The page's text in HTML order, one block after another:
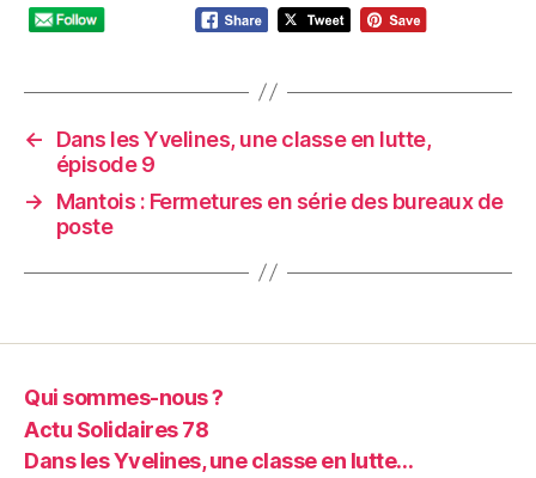
←
Dans les Yvelines, une classe en lutte,
épisode 9
→
Mantois : Fermetures en série des bureaux de
poste
Qui sommes-nous ?
Actu Solidaires 78
Dans les Yvelines, une classe en lutte…